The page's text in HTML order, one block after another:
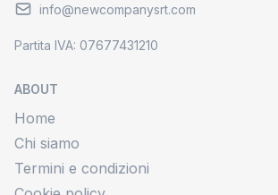
ABOUT
Home
Chi siamo
Termini e condizioni
info@newcompanysrt.com
Partita IVA: 07677431210